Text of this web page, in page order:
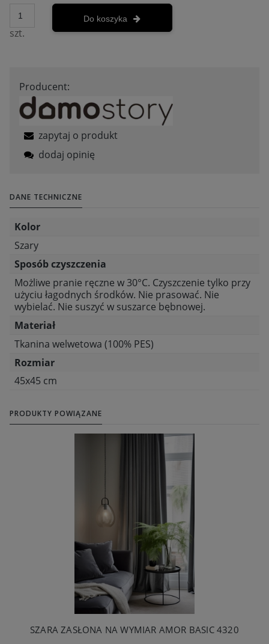
szt.
Do koszyka
Producent:
zapytaj o produkt
dodaj opinię
DANE TECHNICZNE
Kolor
Szary
Sposób czyszczenia
Możliwe pranie ręczne w 30°C. Czyszczenie tylko przy
użyciu łagodnych środków. Nie prasować. Nie
wybielać. Nie suszyć w suszarce bębnowej.
Materiał
Tkanina welwetowa (100% PES)
Rozmiar
45x45 cm
PRODUKTY POWIĄZANE
SZARA ZASŁONA NA WYMIAR AMOR BASIC 4320